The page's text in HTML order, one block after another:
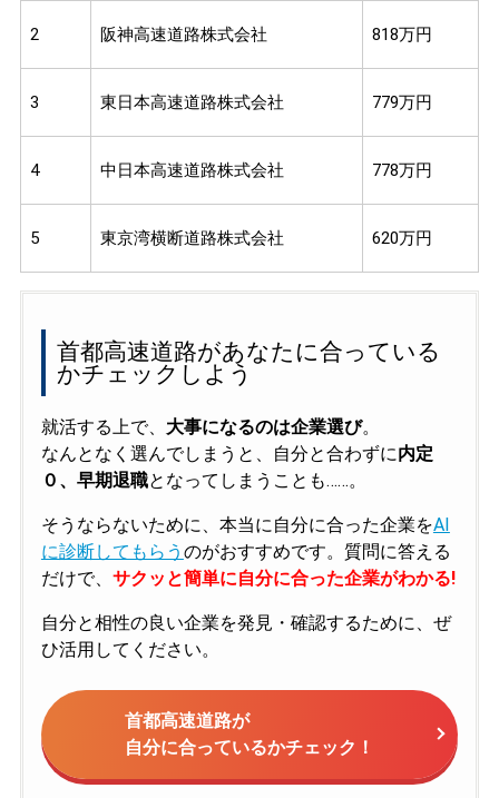
2 阪神高速道路株式会社 818万円
3 東日本高速道路株式会社 779万円
4 中日本高速道路株式会社 778万円
5 東京湾横断道路株式会社 620万円
首都高速道路があなたに合っている
かチェックしよう
就活する上で、 大事になるのは企業選び。
なんとなく選んでしまうと、自分と合わずに内定
０、早期退職となってしまうことも……。
そうならないために、本当に自分に合った企業をAI
に診断してもらう のがおすすめです。質問に答える
だけで、 サクッと簡単に自分に合った企業がわかる!
自分と相性の良い企業を発見・確認するために、ぜ
ひ活用してください。
首都高速道路が
自分に合っているかチェック！